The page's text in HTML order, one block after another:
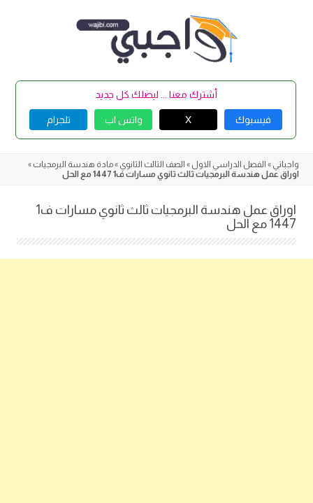
أشترك معنا ... ليصلك كل جديد
فيسبوك X واتس اب تلجرام
واجباتي » الفصل الدراسي الاول » الصف الثالث الثانوي »مادة هندسة البرمجيات »
اوراق عمل هندسة البرمجيات ثالث ثانوي مسارات ف1 1447 مع الحل
اوراق عمل هندسة البرمجيات ثالث ثانوي مسارات ف1
1447 مع الحل